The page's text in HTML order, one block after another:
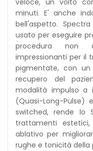
veloce, un volto
minuti. E' anche
bell'aspetto.
usato per eseguire
procedura non
impressionanti per il
pigmentate, con
recupero del
modalità impulso a
(Quasi-Long-Pulse)
switched, rende lo
trattamenti
ablativo per
rughe e tonicità della